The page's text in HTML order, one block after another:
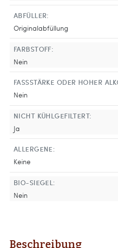
ABFÜLLER:
Originalabfüllung
FARBSTOFF:
Nein
FASSSTÄRKE ODER HOHER
Nein
NICHT KÜHLGEFILTERT:
Ja
ALLERGENE:
Keine
BIO-SIEGEL:
Nein
Beschreibung